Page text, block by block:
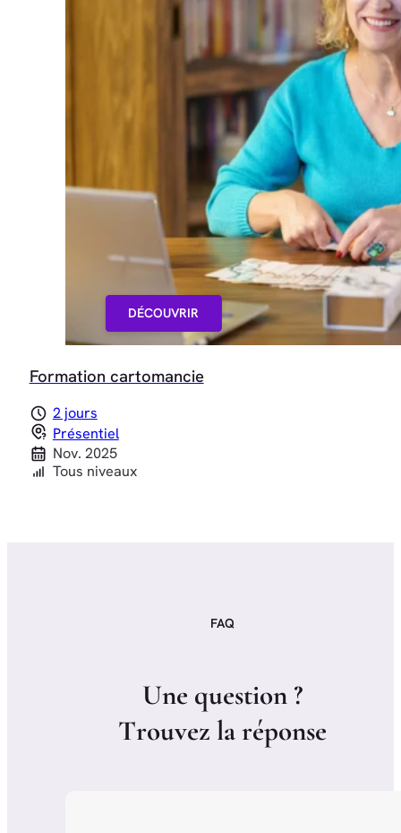
DÉCOUVRIR
Formation cartomancie
2 jours
Présentiel
Nov. 2025
Tous niveaux
FAQ
Une question ?
Trouvez laréponse